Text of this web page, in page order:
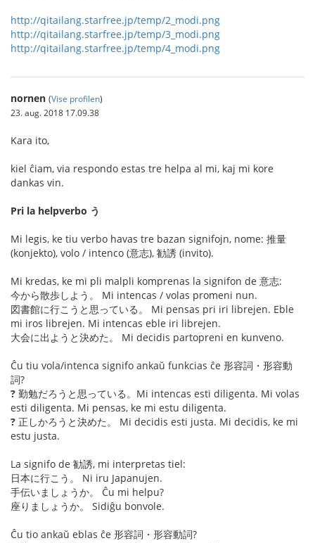
http://qitailang.starfree.jp/temp/2_modi.png
http://qitailang.starfree.jp/temp/3_modi.png
http://qitailang.starfree.jp/temp/4_modi.png
nornen (Vise profilen)
23. aug. 2018 17.09.38
Kara ito,
kiel ĉiam, via respondo estas tre helpa al mi, kaj mi kore
dankas vin.
Pri la helpverbo う
Mi legis, ke tiu verbo havas tre bazan signifojn, nome: 推量
(konjekto), volo / intenco (意志), 勧誘 (invito).
Mi kredas, ke mi pli malpli komprenas la signifon de 意志:
今から散歩しよう。 Mi intencas / volas promeni nun.
図書館に行こうと思っている。 Mi pensas pri iri librejen. Eble
mi iros librejen. Mi intencas eble iri librejen.
大会に出ようと決めた。 Mi decidis partopreni en kunveno.
Ĉu tiu vola/intenca signifo ankaŭ funkcias ĉe 形容詞・形容動
詞?
? 勤勉だろうと思っている。Mi intencas esti diligenta. Mi volas
esti diligenta. Mi pensas, ke mi estu diligenta.
? 正しかろうと決めた。 Mi decidis esti justa. Mi decidis, ke mi
estu justa.
La signifo de 勧誘, mi interpretas tiel:
日本に行こう。 Ni iru Japanujen.
手伝いましょうか。 Ĉu mi helpu?
座りましょうか。 Sidiĝu bonvole.
Ĉu tio ankaŭ eblas ĉe 形容詞・形容動詞?